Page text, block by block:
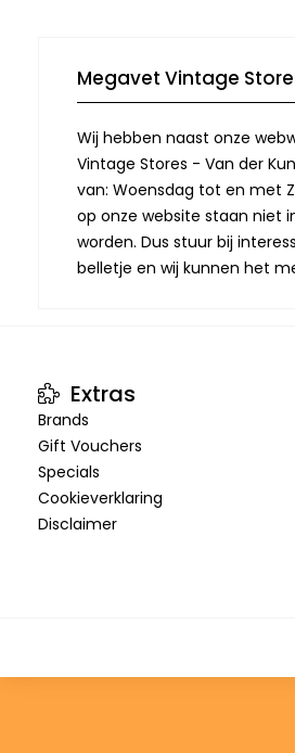
Megavet Vintage
Wij hebben naast onze
Vintage Stores - Van der
van: Woensdag tot en met
op onze website staan niet
worden. Dus stuur bij
belletje en wij kunnen het
Extras
Brands
Gift Vouchers
Specials
Cookieverklaring
Disclaimer